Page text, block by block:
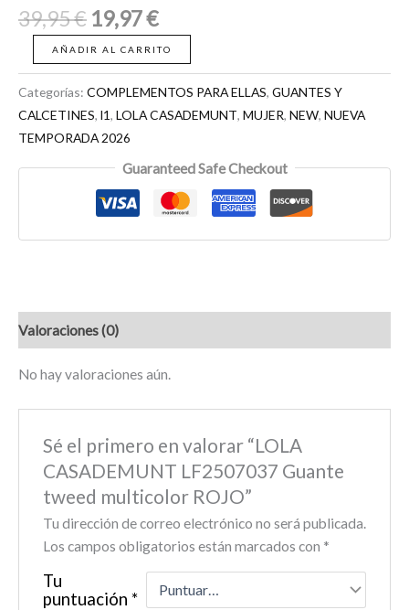
39,95€ 19,97€
AÑADIR AL CARRITO
Categorías: COMPLEMENTOS PARA ELLAS, GUANTES Y
CALCETINES, l1, LOLA CASADEMUNT, MUJER, NEW, NUEVA
TEMPORADA 2026
Guaranteed Safe Checkout
Valoraciones (0)
No hay valoraciones aún.
Sé el primero en valorar “LOLA
CASADEMUNT LF2507037 Guante
tweed multicolor ROJO”
Tu dirección de correo electrónico no será publicada.
Los campos obligatorios están marcados con *
Tu
puntuación *